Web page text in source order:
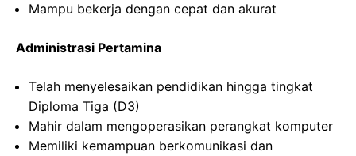
Mampu bekerja dengan cepat dan akurat
Administrasi Pertamina
Telah menyelesaikan pendidikan hingga tingkat
Diploma Tiga (D3)
Mahir dalam mengoperasikan perangkat komputer
Memiliki kemampuan berkomunikasi dan